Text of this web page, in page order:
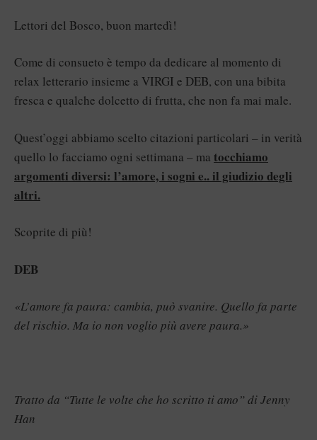
Lettori del Bosco, buon martedì!
Come di consueto è tempo da dedicare al momento di
relax letterario insieme a VIRGI e DEB, con una bibita
fresca e qualche dolcetto di frutta, che non fa mai male.
Quest’oggi abbiamo scelto citazioni particolari – in verità
quello lo facciamo ogni settimana – ma tocchiamo
argomenti diversi: l’amore, i sogni e.. il giudizio degli
altri.
Scoprite di più!
DEB
«L’amore fa paura: cambia, può svanire. Quello fa parte
del rischio. Ma io non voglio più avere paura.»
Tratto da “Tutte le volte che ho scritto ti amo” di Jenny
Han